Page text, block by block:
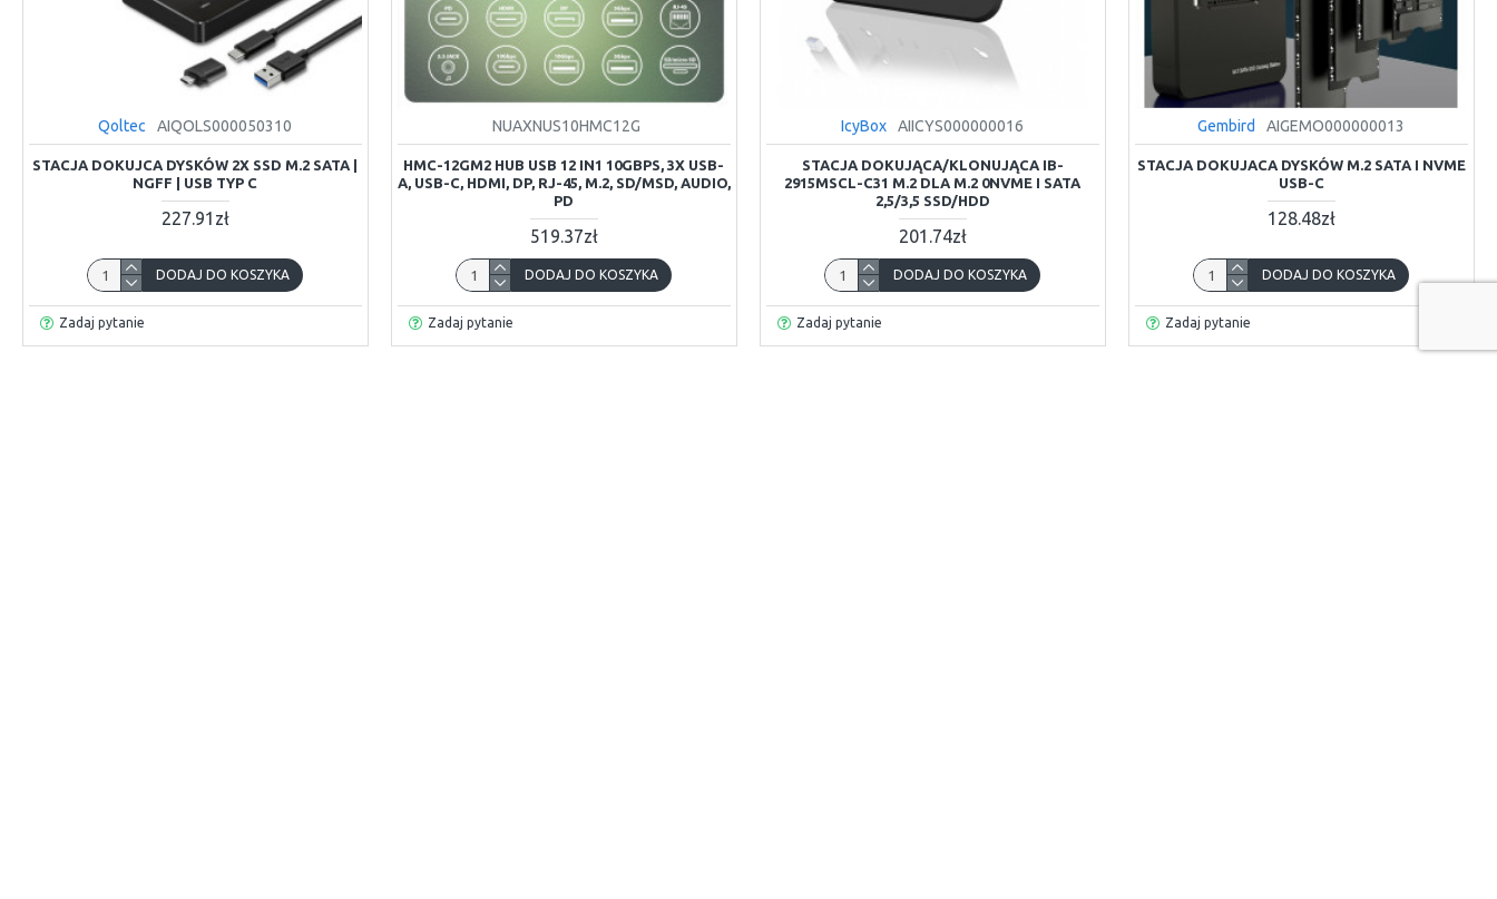
Qoltec AIQOLS000050310
STACJA DOKUJCA DYSKÓW 2X SSD M.2 SATA |
NGFF | USB TYP C
227.91zł
DODAJ DO KOSZYKA
Zadaj pytanie
NUAXNUS10HMC12G
HMC-12GM2 HUB USB 12 IN1 10GBPS, 3X USB-
A, USB-C, HDMI, DP, RJ-45, M.2, SD/MSD, AUDIO,
PD
519.37zł
DODAJ DO KOSZYKA
Zadaj pytanie
IcyBox AIICYS000000016
STACJA DOKUJĄCA/KLONUJĄCA IB-
2915MSCL-C31 M.2 DLA M.2 0NVME I SATA
2,5/3,5 SSD/HDD
201.74zł
DODAJ DO KOSZYKA
Zadaj pytanie
Gembird AIGEMO000000013
STACJA DOKUJACA DYSKÓW M.2 SATA I NVME
USB-C
128.48zł
DODAJ DO KOSZYKA
Zadaj pytanie